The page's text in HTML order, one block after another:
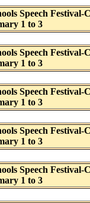
Speech Festival-
1 to 3
Speech Festival-
1 to 3
Speech Festival-
1 to 3
Speech Festival-
1 to 3
Speech Festival-
1 to 3